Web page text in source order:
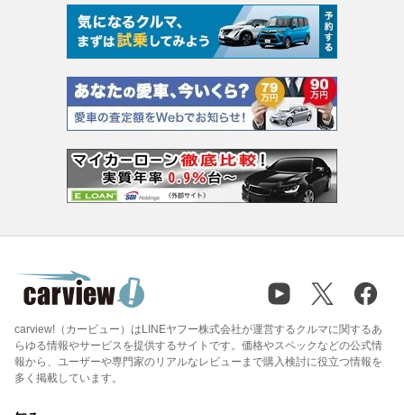
carview!（カービュー）はLINEヤフー株式会社が運営するクルマに関するあ
らゆる情報やサービスを提供するサイトです。価格やスペックなどの公式情
報から、ユーザーや専門家のリアルなレビューまで購入検討に役立つ情報を
多く掲載しています。